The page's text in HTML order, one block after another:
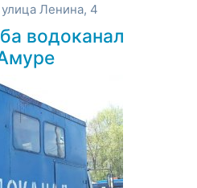
Ленина, 4
водоканал